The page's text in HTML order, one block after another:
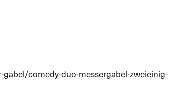
comedy-duo-messergabel-zweieinig-